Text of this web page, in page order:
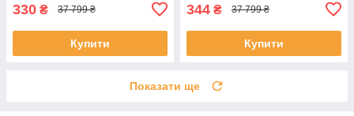
330 ₴ 37 799 ₴
Купити
344 ₴ 37 799 ₴
Купити
Показати ще